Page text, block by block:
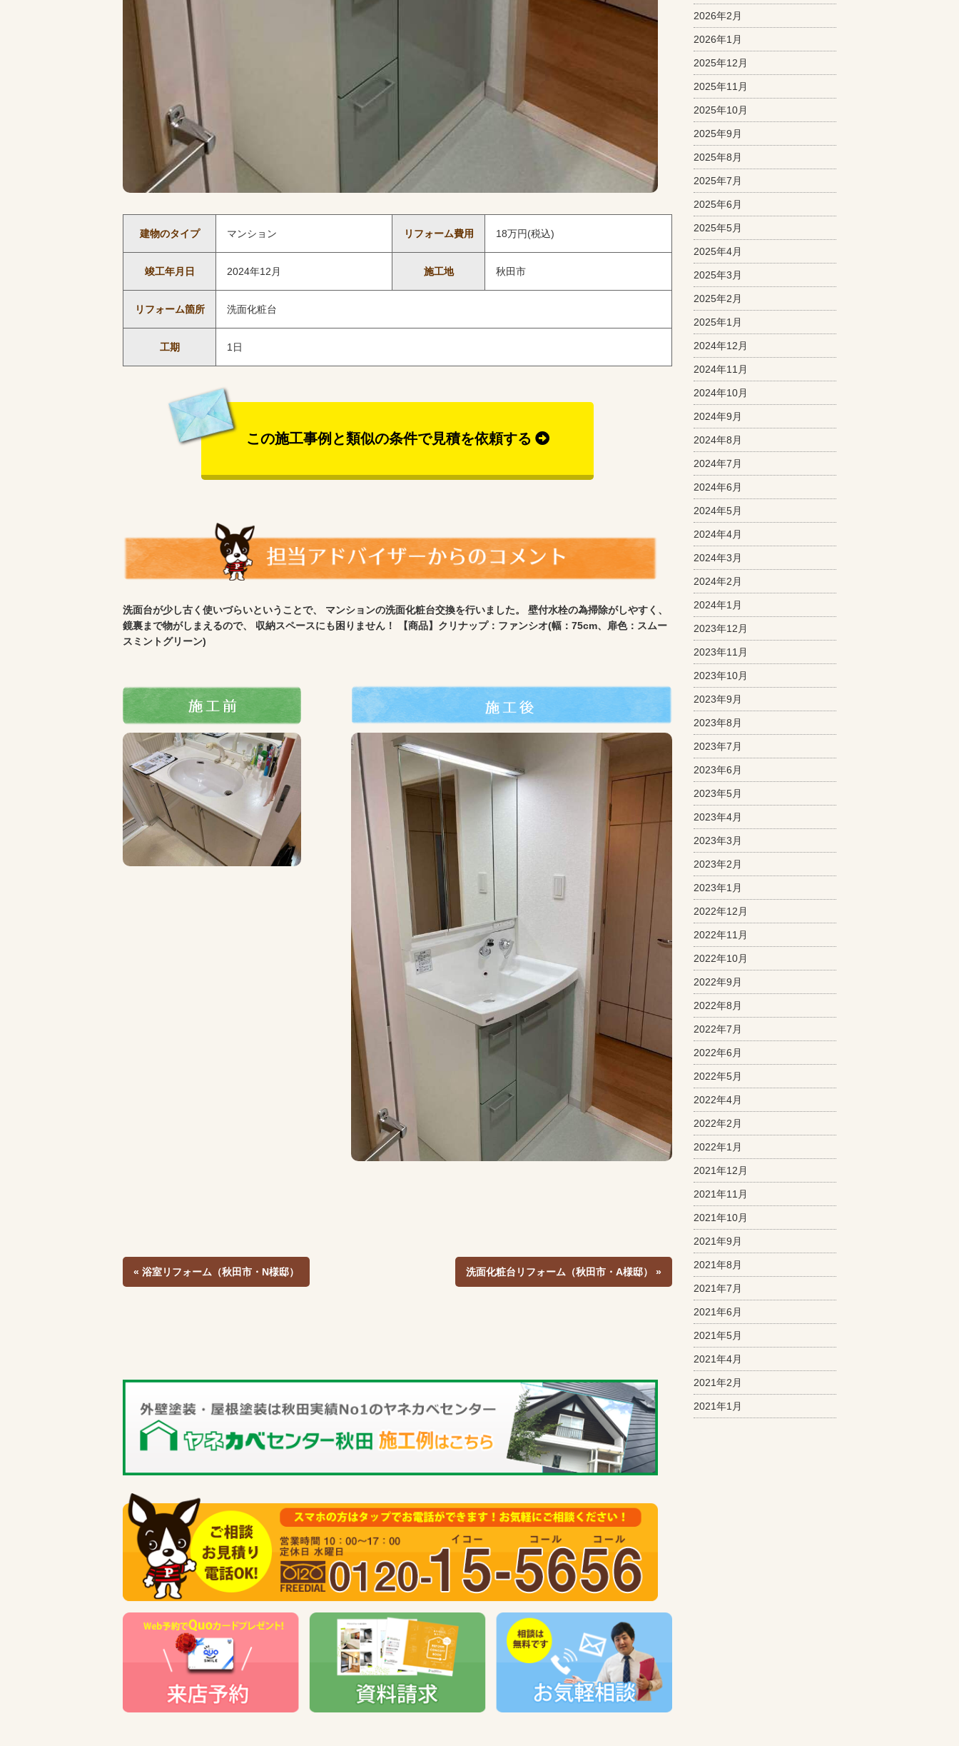
建物のタイプ マンション リフォーム費用 18万円(税込)
竣工年月日 2024年12月 施工地 秋田市
リフォーム箇所 洗面化粧台
工期 1日
この施工事例と類似の条件で見積を依頼する
洗面台が少し古く使いづらいということで、 マンションの洗面化粧台交換を行いました。 壁付水栓の為掃除がしやすく、
鏡裏まで物がしまえるので、 収納スペースにも困りません！ 【商品】クリナップ：ファンシオ(幅：75cm、扉色：スムー
スミントグリーン)
« 浴室リフォーム（秋田市・N様邸） 洗面化粧台リフォーム（秋田市・A様邸） »
2026年2月
2026年1月
2025年12月
2025年11月
2025年10月
2025年9月
2025年8月
2025年7月
2025年6月
2025年5月
2025年4月
2025年3月
2025年2月
2025年1月
2024年12月
2024年11月
2024年10月
2024年9月
2024年8月
2024年7月
2024年6月
2024年5月
2024年4月
2024年3月
2024年2月
2024年1月
2023年12月
2023年11月
2023年10月
2023年9月
2023年8月
2023年7月
2023年6月
2023年5月
2023年4月
2023年3月
2023年2月
2023年1月
2022年12月
2022年11月
2022年10月
2022年9月
2022年8月
2022年7月
2022年6月
2022年5月
2022年4月
2022年2月
2022年1月
2021年12月
2021年11月
2021年10月
2021年9月
2021年8月
2021年7月
2021年6月
2021年5月
2021年4月
2021年2月
2021年1月